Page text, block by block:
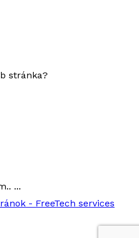
stránka?
...
- FreeTech services